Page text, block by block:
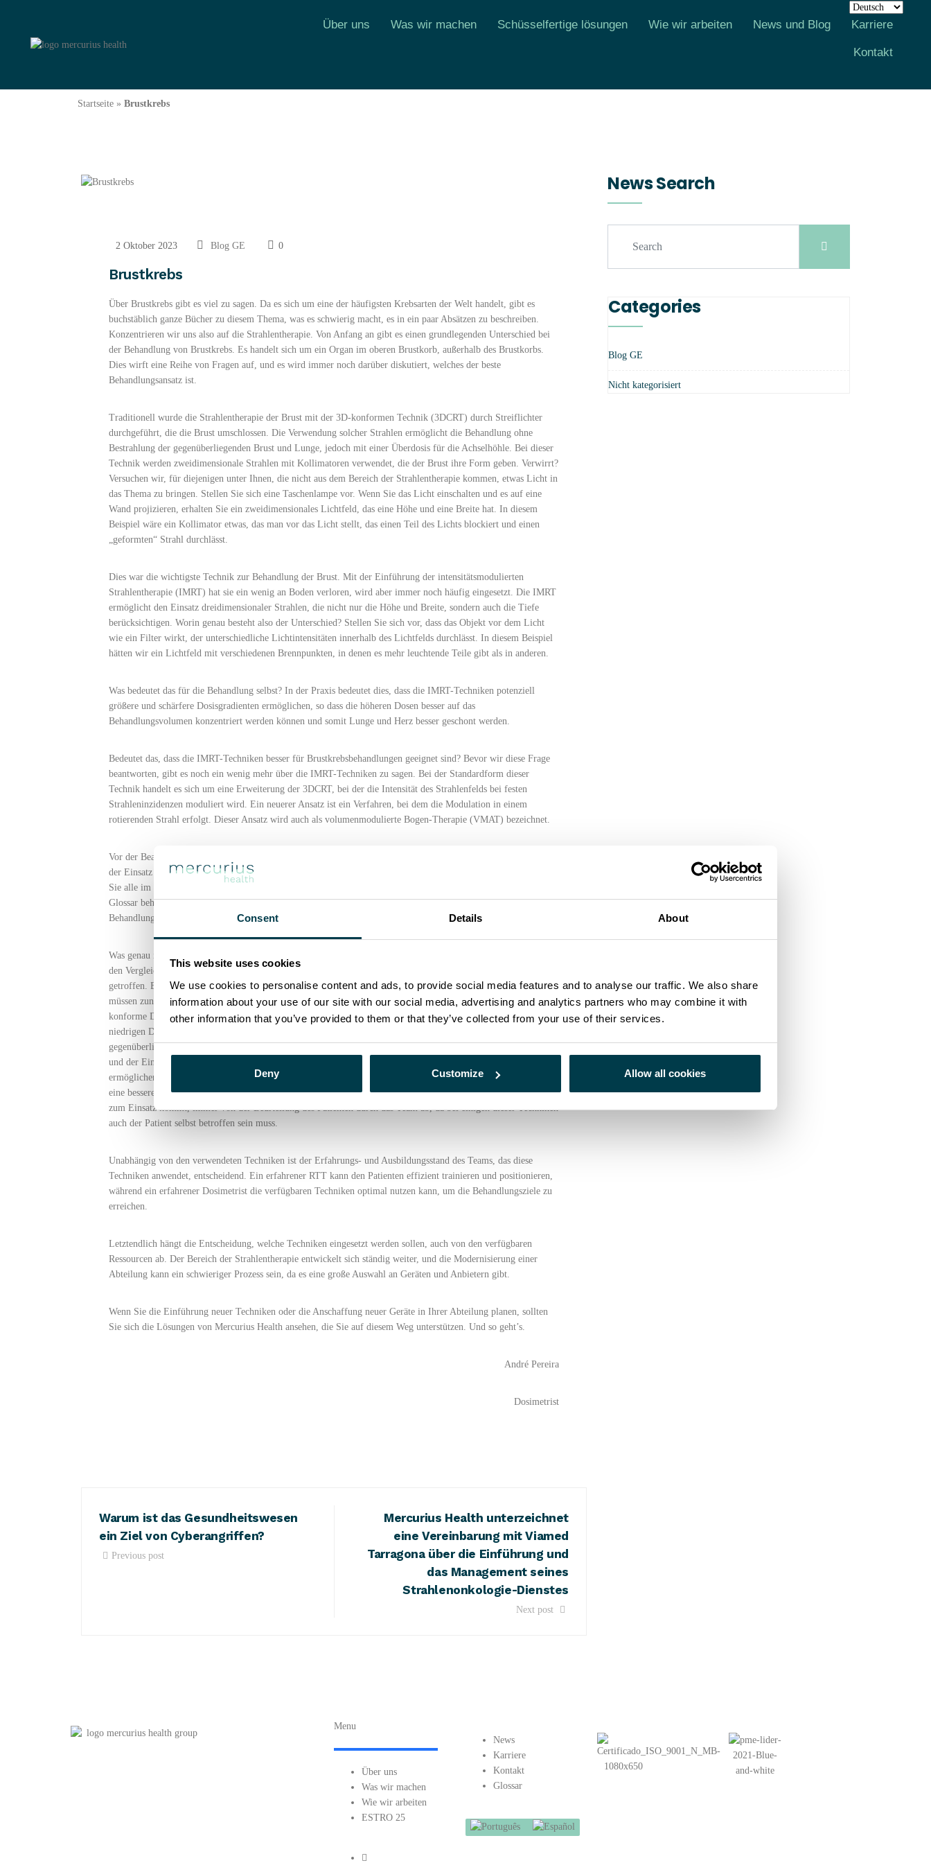
Consent Details About
This website uses cookies
We use cookies to personalise content and ads, to provide social media features and to analyse our traffic. We also share
information about your use of our site with our social media, advertising and analytics partners who may combine it with
other information that you’ve provided to them or that they’ve collected from your use of their services.
Deny Customize Allow all cookies
Über uns Was wir machen Schüsselfertige lösungen Wie wir arbeiten News und Blog Karriere
Kontakt
Startseite » Brustkrebs
2 Oktober 2023 Blog GE 0
Brustkrebs
Über Brustkrebs gibt es viel zu sagen. Da es sich um eine der häufigsten Krebsarten der Welt handelt, gibt es
buchstäblich ganze Bücher zu diesem Thema, was es schwierig macht, es in ein paar Absätzen zu beschreiben.
Konzentrieren wir uns also auf die Strahlentherapie. Von Anfang an gibt es einen grundlegenden Unterschied bei
der Behandlung von Brustkrebs. Es handelt sich um ein Organ im oberen Brustkorb, außerhalb des Brustkorbs.
Dies wirft eine Reihe von Fragen auf, und es wird immer noch darüber diskutiert, welches der beste
Behandlungsansatz ist.
Traditionell wurde die Strahlentherapie der Brust mit der 3D-konformen Technik (3DCRT) durch Streiflichter
durchgeführt, die die Brust umschlossen. Die Verwendung solcher Strahlen ermöglicht die Behandlung ohne
Bestrahlung der gegenüberliegenden Brust und Lunge, jedoch mit einer Überdosis für die Achselhöhle. Bei dieser
Technik werden zweidimensionale Strahlen mit Kollimatoren verwendet, die der Brust ihre Form geben. Verwirrt?
Versuchen wir, für diejenigen unter Ihnen, die nicht aus dem Bereich der Strahlentherapie kommen, etwas Licht in
das Thema zu bringen. Stellen Sie sich eine Taschenlampe vor. Wenn Sie das Licht einschalten und es auf eine
Wand projizieren, erhalten Sie ein zweidimensionales Lichtfeld, das eine Höhe und eine Breite hat. In diesem
Beispiel wäre ein Kollimator etwas, das man vor das Licht stellt, das einen Teil des Lichts blockiert und einen
„geformten“ Strahl durchlässt.
Dies war die wichtigste Technik zur Behandlung der Brust. Mit der Einführung der intensitätsmodulierten
Strahlentherapie (IMRT) hat sie ein wenig an Boden verloren, wird aber immer noch häufig eingesetzt. Die IMRT
ermöglicht den Einsatz dreidimensionaler Strahlen, die nicht nur die Höhe und Breite, sondern auch die Tiefe
berücksichtigen. Worin genau besteht also der Unterschied? Stellen Sie sich vor, dass das Objekt vor dem Licht
wie ein Filter wirkt, der unterschiedliche Lichtintensitäten innerhalb des Lichtfelds durchlässt. In diesem Beispiel
hätten wir ein Lichtfeld mit verschiedenen Brennpunkten, in denen es mehr leuchtende Teile gibt als in anderen.
Was bedeutet das für die Behandlung selbst? In der Praxis bedeutet dies, dass die IMRT-Techniken potenziell
größere und schärfere Dosisgradienten ermöglichen, so dass die höheren Dosen besser auf das
Behandlungsvolumen konzentriert werden können und somit Lunge und Herz besser geschont werden.
Bedeutet das, dass die IMRT-Techniken besser für Brustkrebsbehandlungen geeignet sind? Bevor wir diese Frage
beantworten, gibt es noch ein wenig mehr über die IMRT-Techniken zu sagen. Bei der Standardform dieser
Technik handelt es sich um eine Erweiterung der 3DCRT, bei der die Intensität des Strahlenfelds bei festen
Strahleninzidenzen moduliert wird. Ein neuerer Ansatz ist ein Verfahren, bei dem die Modulation in einem
rotierenden Strahl erfolgt. Dieser Ansatz wird auch als volumenmodulierte Bogen-Therapie (VMAT) bezeichnet.
Vor der Beantwortung dieser Frage sind noch weitere Aspekte zu berücksichtigen, nämlich die Verfügbarkeit oder
der Einsatz von Zusatztechniken wie bildgeführte Strahlentherapie (
Sie alle im Detail zu behandeln, würde diesen Artikel zu lang für einen Blogeintrag machen, aber sie werden im
Glossar behandelt und könnten ein gutes Thema für einen zukünftigen Blog sein. Obwohl es sich hierbei nicht um
Behandlungstechniken an sich handelt, ermöglichen sie eine präzisere Behandlung.
Was genau ist also besser? Wie bei den meisten Dingen im Leben wird die Entscheidung über das Bessere durch
den Vergleich einer Reihe von Kriterien mit Merkmalen in Bezug auf einen bestimmten Umstand oder Fall
getroffen. Bei der Wahl der besten Technik zur Behandlung eines Brustkrebses ist die Situation ähnlich. Wir
müssen zunächst sagen, was in diesem speziellen Fall besser ist. Die IMRT-Technik ermöglicht zwar eine höhere
konforme Dosis für das Zielvolumen, neigt aber auch eher dazu, die gegenüberliegende Lunge und Brust mit
niedrigen Dosen zu bestrahlen. Bei Patienten, die mit 3DCRT-Techniken behandelt werden, kann die Dosis für die
gegenüberliegende Lunge und Brust vermieden werden, aber die axilläre Dosis ist höher. Auch die Verfügbarkeit
und der Einsatz von Hilfstechniken spielt bei der Wahl der besten Technik eine Rolle. Einige, wie die IGRT,
ermöglichen eine präzise Positionierung des Patienten, während andere, wie die DIBH oder Gating-Techniken,
eine bessere Schonung des Herzens ermöglichen. Letztendlich hängt die Entscheidung darüber, welche Technik
zum Einsatz kommt, immer von der Beurteilung des Patienten durch das Team ab, da bei einigen dieser Techniken
auch der Patient selbst betroffen sein muss.
Unabhängig von den verwendeten Techniken ist der Erfahrungs- und Ausbildungsstand des Teams, das diese
Techniken anwendet, entscheidend. Ein erfahrener RTT kann den Patienten effizient trainieren und positionieren,
während ein erfahrener Dosimetrist die verfügbaren Techniken optimal nutzen kann, um die Behandlungsziele zu
erreichen.
Letztendlich hängt die Entscheidung, welche Techniken eingesetzt werden sollen, auch von den verfügbaren
Ressourcen ab. Der Bereich der Strahlentherapie entwickelt sich ständig weiter, und die Modernisierung einer
Abteilung kann ein schwieriger Prozess sein, da es eine große Auswahl an Geräten und Anbietern gibt.
Wenn Sie die Einführung neuer Techniken oder die Anschaffung neuer Geräte in Ihrer Abteilung planen, sollten
Sie sich die Lösungen von Mercurius Health ansehen, die Sie auf diesem Weg unterstützen. Und so geht’s.
André Pereira
Dosimetrist
Warum ist das Gesundheitswesen
ein Ziel von Cyberangriffen?
Previous post
Mercurius Health unterzeichnet
eine Vereinbarung mit Viamed
Tarragona über die Einführung und
das Management seines
Strahlenonkologie-Dienstes
Next post
News Search
Categories
Blog GE
Nicht kategorisiert
Menu
Über uns
Was wir machen
Wie wir arbeiten
ESTRO 25
News
Karriere
Kontakt
Glossar